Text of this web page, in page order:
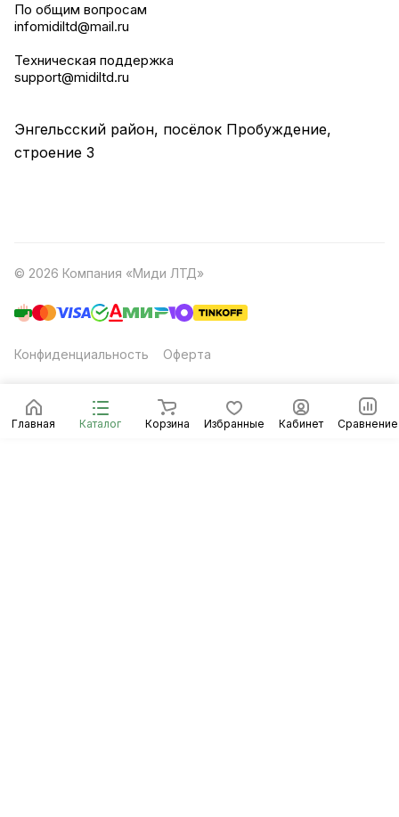
Главная Каталог Корзина Избранные Кабинет Сравнение
По общим вопросам
infomidiltd@mail.ru
Техническая поддержка
support@midiltd.ru
Энгельсский район, посёлок Пробуждение,
строение 3
© 2026 Компания «Миди ЛТД»
Конфиденциальность Оферта